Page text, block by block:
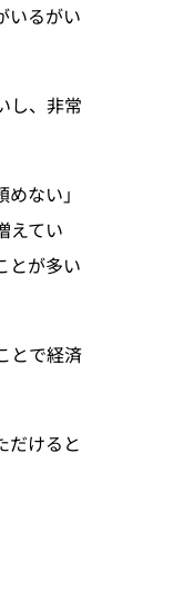
いるがい
し、非常
ない」
えてい
とが多い
とで経済
だけると